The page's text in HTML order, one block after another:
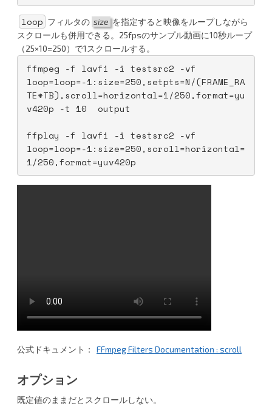
loop フィルタの size を指定すると映像をループしながら
スクロールも併用できる。25fpsのサンプル動画に10秒ループ
（25×10=250）で1スクロールする。
ffmpeg -f lavfi -i testsrc2 -vf
loop=loop=-1:size=250,setpts=N/(FRAME_RA
TE*TB),scroll=horizontal=1/250,format=yu
v420p -t 10  output
ffplay -f lavfi -i testsrc2 -vf
loop=loop=-1:size=250,scroll=horizontal=
1/250,format=yuv420p
公式ドキュメント： FFmpeg Filters Documentation : scroll
オプション
既定値のままだとスクロールしない。